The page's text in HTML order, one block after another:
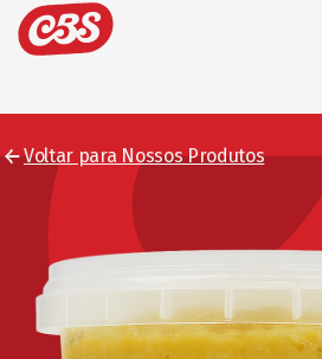
Voltar para Nossos Produtos